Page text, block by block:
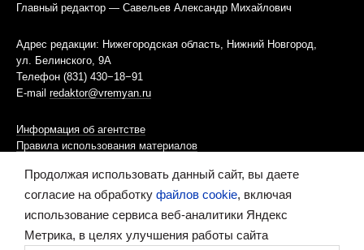
Главный редактор — Савельев Александр Михайлович
Адрес редакции: Нижегородская область, Нижний Новгород,
ул. Белинского, 9А
Телефон (831) 430−18−91
E-mail redaktor@vremyan.ru
Информация об агентстве
Правила использования материалов
Информационная политика использования «cookies»-файлов
Ресурс содержит материалы 16+
Продолжая использовать данный сайт, вы даете
согласие на обработку файлов cookie, включая
использование сервиса веб-аналитики Яндекс
Метрика, в целях улучшения работы сайта